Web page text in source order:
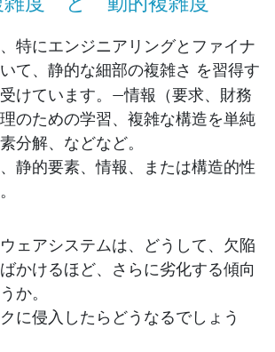
特にエンジニアリングとファイナ
て、 静的な細部の複雑さ を習得す
けています。—情報（要求、財務
のための学習、複雑な構造を単純
分解、などなど。
静的要素、情報、または構造的性
ェアシステムは、どうして、欠陥
かけるほど、さらに劣化する傾向
か。
に侵入したらどうなるでしょう